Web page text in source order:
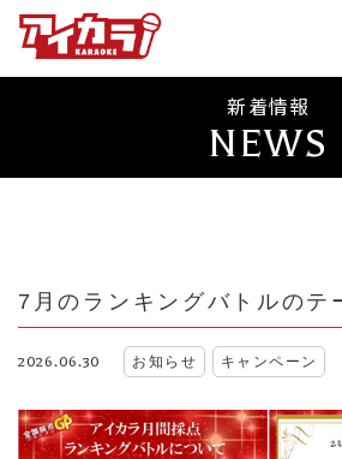
新着情報
NEWS
7月のランキングバトルのテ
2026.06.30 お知らせ キャンペーン